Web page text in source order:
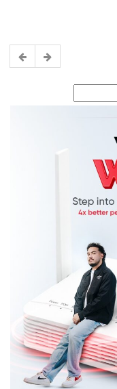
for: